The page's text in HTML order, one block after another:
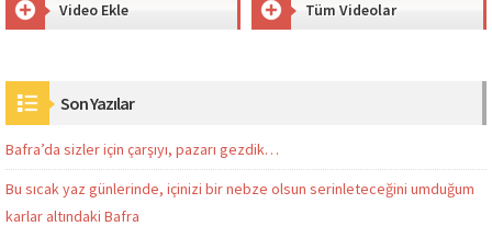
Video Ekle Tüm Videolar
Son Yazılar
Bafra’da sizler için çarşıyı, pazarı gezdik…
Bu sıcak yaz günlerinde, içinizi bir nebze olsun serinleteceğini umduğum
karlar altındaki Bafra